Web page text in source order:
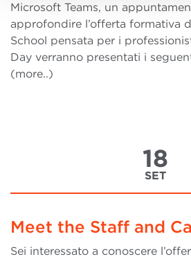
Microsoft Teams, un
approfondire l’offerta formativa
School pensata per i
Day verranno presentati i
(more..)
18
SET
Meet the Staff and
Sei interessato a conoscere